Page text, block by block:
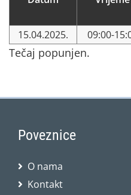
15.04.2025. 09:00-
Tečaj popunjen.
Poveznice
O nama
Kontakt